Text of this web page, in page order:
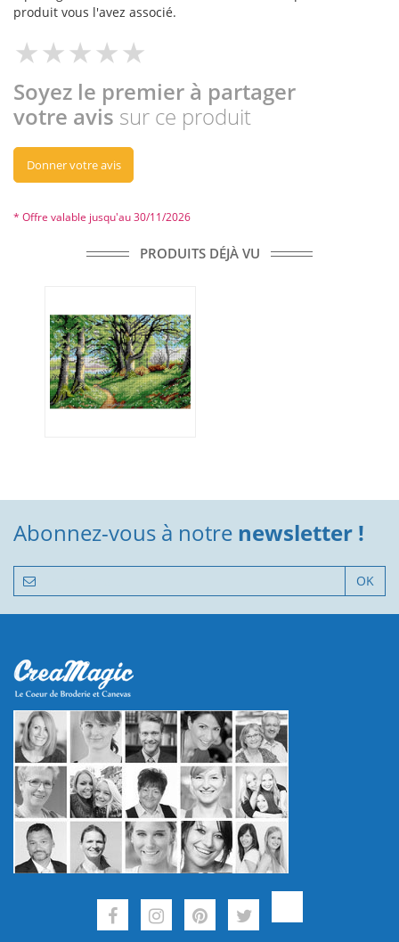
produit vous l'avez associé.
Soyez le premier à partager
votre avis sur ce produit
Donner votre avis
* Offre valable jusqu'au 30/11/2026
PRODUITS DÉJÀ VU
Abonnez-vous à notre newsletter !
OK